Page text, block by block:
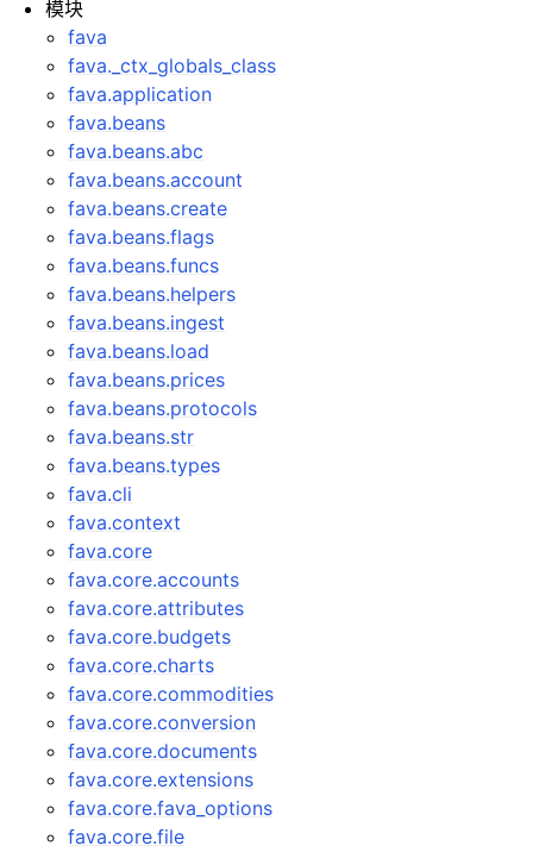
模块
fava
fava._ctx_globals_class
fava.application
fava.beans
fava.beans.abc
fava.beans.account
fava.beans.create
fava.beans.flags
fava.beans.funcs
fava.beans.helpers
fava.beans.ingest
fava.beans.load
fava.beans.prices
fava.beans.protocols
fava.beans.str
fava.beans.types
fava.cli
fava.context
fava.core
fava.core.accounts
fava.core.attributes
fava.core.budgets
fava.core.charts
fava.core.commodities
fava.core.conversion
fava.core.documents
fava.core.extensions
fava.core.fava_options
fava.core.file